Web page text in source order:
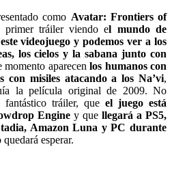
como Avatar: Frontiers of
tráiler viendo el mundo de
videojuego y podemos ver a los
los cielos y la sabana junto con
momento aparecenlos humanos con
con misiles atacando a los Na’vi,
la película original de 2009. No
fantástico tráiler, que el juego está
Engine y que llegará a PS5,
Amazon Luna y PC durante
esperar.